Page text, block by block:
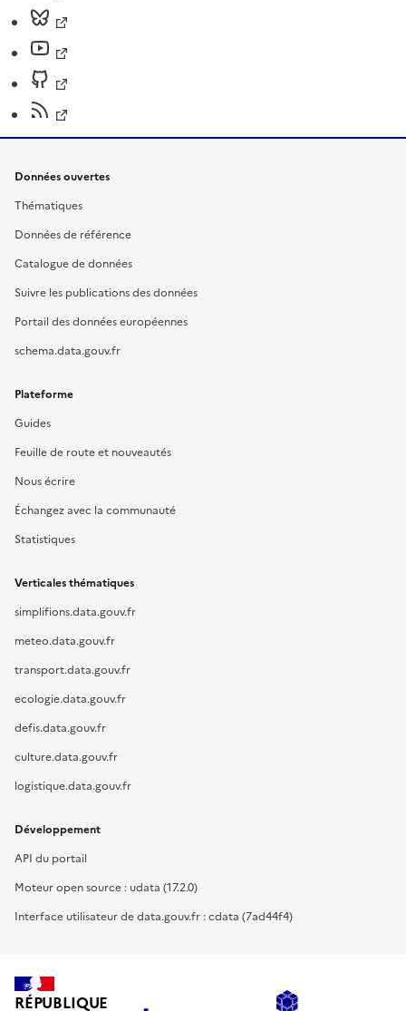
Données ouvertes
Thématiques
Données de référence
Catalogue de données
Suivre les publications des données
Portail des données européennes
schema.data.gouv.fr
Plateforme
Guides
Feuille de route et nouveautés
Nous écrire
Échangez avec la communauté
Statistiques
Verticales thématiques
simplifions.data.gouv.fr
meteo.data.gouv.fr
transport.data.gouv.fr
ecologie.data.gouv.fr
defis.data.gouv.fr
culture.data.gouv.fr
logistique.data.gouv.fr
Développement
API du portail
Moteur open source : udata (17.2.0)
Interface utilisateur de data.gouv.fr : cdata (7ad44f4)
RÉPUBLIQUE